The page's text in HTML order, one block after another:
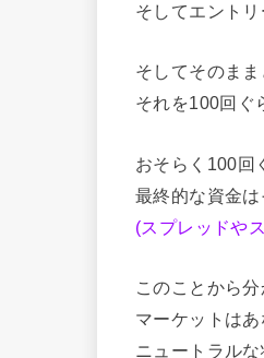
そしてエント
そしてそのま
それを100回ぐ
おそらく100回
最終的な資金は
(スプレッドや
このことから分
マーケットは
ニュートラルな